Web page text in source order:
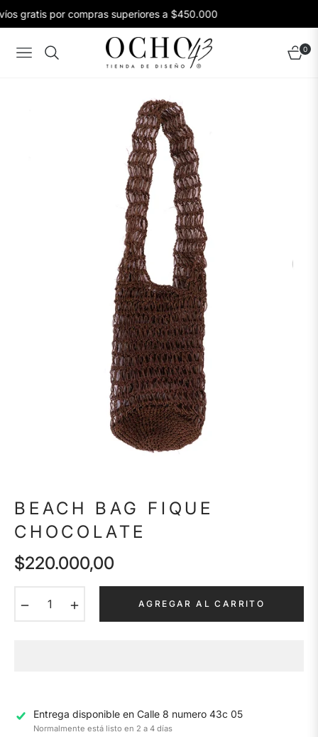
gratis por compras superiores a $450.000
Navigation Carrito
0
BEACH BAG FIQUE
CHOCOLATE
Precio
$220.000,00
AGREGAR AL CARRITO
Entrega disponible enCalle 8 numero 43c 05
Normalmente está listo en 2 a 4 días